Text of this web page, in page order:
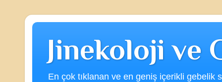
Jinekoloji ve
En çok tıklanan ve en geniş içerikli gebelik